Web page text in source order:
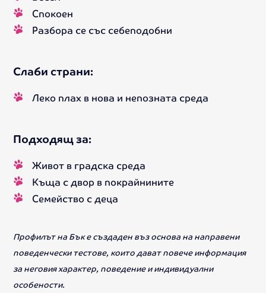
Спокоен
Разбора се със себеподобни
Слаби страни:
Леко плах в нова и непозната среда
Подходящ за:
Живот в градска среда
Къща с двор в покрайнините
Семейство с деца
Профилът на Бък е създаден въз основа на направени
поведенчески тестове, които дават повече информация
за неговия характер, поведение и индивидуални
особености.